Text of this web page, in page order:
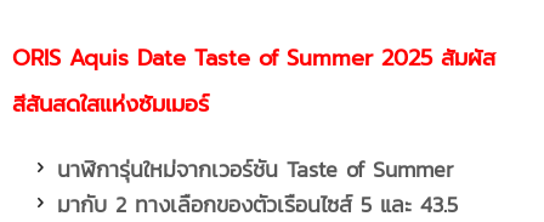
ORIS Aquis Date Taste of Summer 2025 สัมผัส
สีสันสดใสแห่งซัมเมอร์
นาฬิการุ่นใหม่จากเวอร์ชัน Taste of Summer
มากับ 2 ทางเลือกของตัวเรือนไซส์ 5 และ 43.5